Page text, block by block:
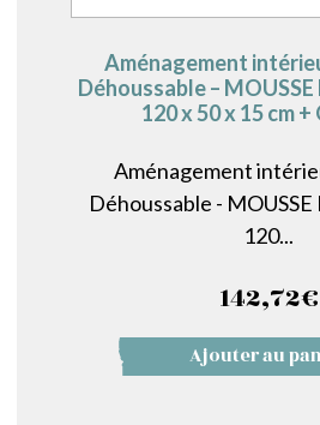
Aménagement
Déhoussable – MOUSSE
120 x 50 x 15 cm
Aménagement
Déhoussable -
120...
142,72€
Ajouter au